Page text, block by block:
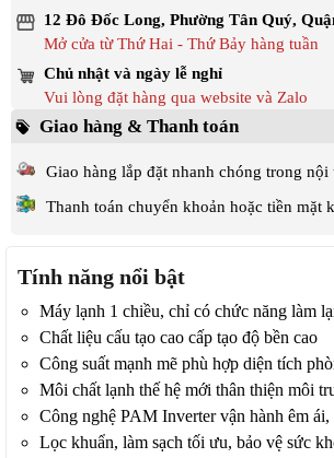
12 Đô Đốc Long, Phường Tân Quý,
Mở cửa từ Thứ Hai - Thứ Bảy hàng tuần
Chủ nhật và ngày lễ nghỉ
Vui lòng đặt hàng qua website và Zalo
Giao hàng & Thanh toán
Giao hàng lắp đặt nhanh chóng trong nội
Thanh toán chuyển khoản hoặc tiền mặt
Tính năng nổi bật
Máy lạnh 1 chiều, chỉ có chức năng làm
Chất liệu cấu tạo cao cấp tạo độ bền cao
Công suất mạnh mẽ phù hợp diện tích
Môi chất lạnh thế hệ mới thân thiện môi
Công nghệ PAM Inverter vận hành êm
Lọc khuẩn, làm sạch tối ưu, bảo vệ sức